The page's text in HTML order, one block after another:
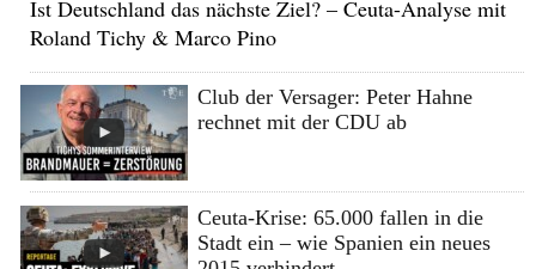
Ist Deutschland das nächste Ziel? – Ceuta-Analyse mit
Roland Tichy & Marco Pino
Club der Versager: Peter Hahne
rechnet mit der CDU ab
Ceuta-Krise: 65.000 fallen in die
Stadt ein – wie Spanien ein neues